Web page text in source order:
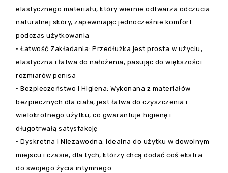
elastycznego materiału, który wiernie odtwarza odczucia
naturalnej skóry, zapewniając jednocześnie komfort
podczas użytkowania
• Łatwość Zakładania: Przedłużka jest prosta w użyciu,
elastyczna i łatwa do nałożenia, pasując do większości
rozmiarów penisa
• Bezpieczeństwo i Higiena: Wykonana z materiałów
bezpiecznych dla ciała, jest łatwa do czyszczenia i
wielokrotnego użytku, co gwarantuje higienę i
długotrwałą satysfakcję
• Dyskretna i Niezawodna: Idealna do użytku w dowolnym
miejscu i czasie, dla tych, którzy chcą dodać coś ekstra
do swojego życia intymnego